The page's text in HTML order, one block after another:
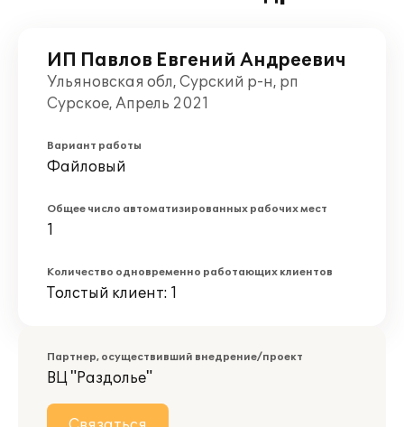
ИП Павлов Евгений Андреевич
Ульяновская обл, Сурский р-н, рп
Сурское, Апрель 2021
Вариант работы
Файловый
Общее число автоматизированных рабочих мест
1
Количество одновременно работающих клиентов
Толстый клиент: 1
Партнер, осуществивший внедрение/проект
ВЦ "Раздолье"